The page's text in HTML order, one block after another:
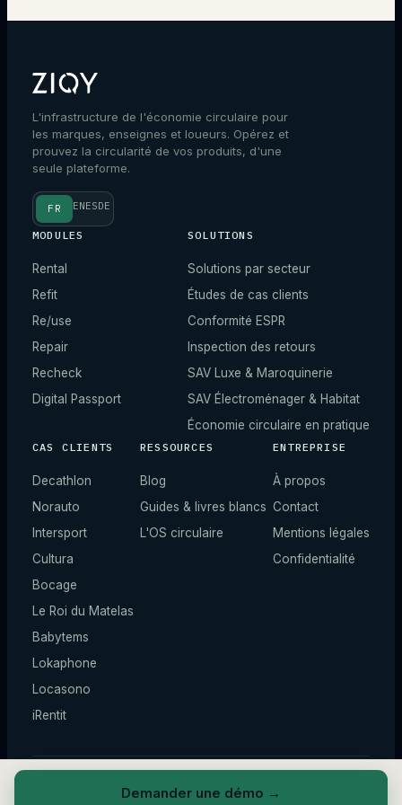
L'infrastructure de l'économie circulaire pour
les marques, enseignes et loueurs. Opérez et
prouvez la circularité de vos produits, d'une
seule plateforme.
FR ENESDE
MODULES
Rental
Refit
Re/use
Repair
Recheck
Digital Passport
SOLUTIONS
Solutions par secteur
Études de cas clients
Conformité ESPR
Inspection des retours
SAV Luxe & Maroquinerie
SAV Électroménager & Habitat
Économie circulaire en pratique
CAS CLIENTS
Decathlon
Norauto
Intersport
Cultura
Bocage
Le Roi du Matelas
Babytems
Lokaphone
Locasono
iRentit
RESSOURCES
Blog
Guides & livres blancs
L'OS circulaire
ENTREPRISE
À propos
Contact
Mentions légales
Confidentialité
Demander une démo →